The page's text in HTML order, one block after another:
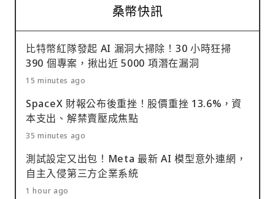
桑幣快訊
比特幣紅隊發起 AI 漏洞大掃除！30 小時狂掃
390 個專案，揪出近 5000 項潛在漏洞
15 minutes ago
SpaceX 財報公布後重挫！股價重挫 13.6%，資
本支出、解禁賣壓成焦點
35 minutes ago
測試設定又出包！Meta 最新 AI 模型意外連網，
自主入侵第三方企業系統
1 hour ago